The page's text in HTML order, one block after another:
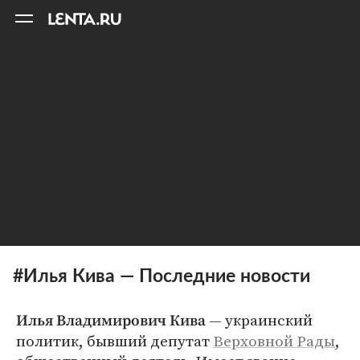
#Илья Кива — Последние новости
Илья Владимирович Кива — украинский
политик, бывший депутатВерховной Рады,